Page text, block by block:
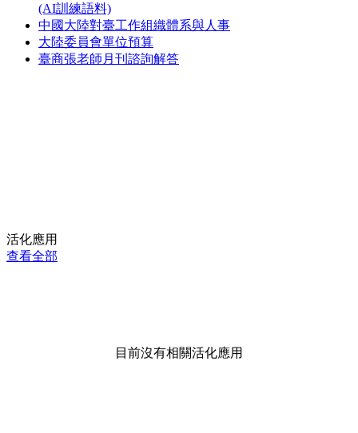
(AI訓練語料)
中國大陸對臺工作組織體系與人事
大陸委員會單位預算
臺商張老師月刊諮詢解答
活化應用
查看全部
目前沒有相關活化應用